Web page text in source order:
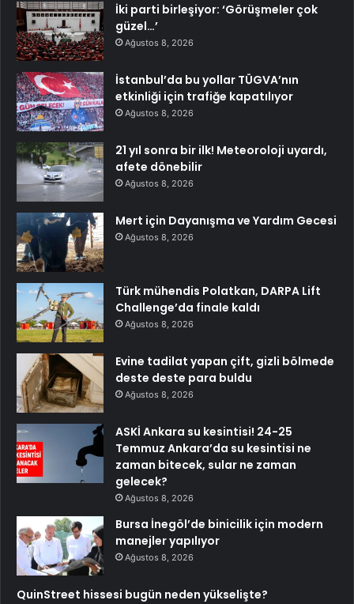
İki parti birleşiyor: ‘Görüşmeler çok
güzel…’
Ağustos 8, 2026
İstanbul’da bu yollar TÜGVA’nın
etkinliği için trafiğe kapatılıyor
Ağustos 8, 2026
21 yıl sonra bir ilk! Meteoroloji uyardı,
afete dönebilir
Ağustos 8, 2026
Mert için Dayanışma ve Yardım Gecesi
Ağustos 8, 2026
Türk mühendis Polatkan, DARPA Lift
Challenge’da finale kaldı
Ağustos 8, 2026
Evine tadilat yapan çift, gizli bölmede
deste deste para buldu
Ağustos 8, 2026
ASKİ Ankara su kesintisi! 24-25
Temmuz Ankara’da su kesintisi ne
zaman bitecek, sular ne zaman
gelecek?
Ağustos 8, 2026
Bursa İnegöl’de binicilik için modern
manejler yapılıyor
Ağustos 8, 2026
QuinStreet hissesi bugün neden yükselişte?